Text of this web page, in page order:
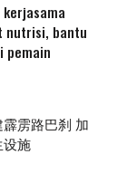
kerjasama
nutrisi, bantu
pemain
雳路巴刹 加
施